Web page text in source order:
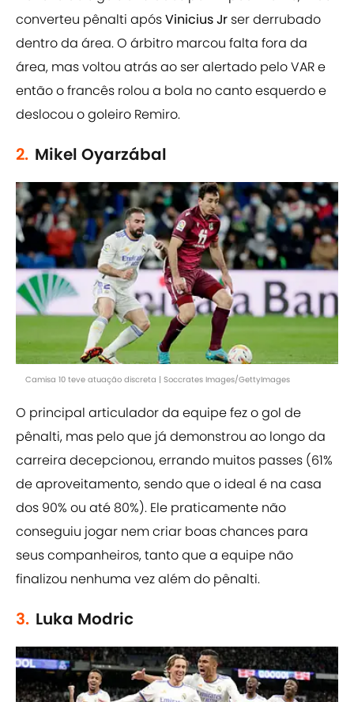
converteu pênalti apósVinicius Jr ser derrubado
dentro da área. O árbitro marcou falta fora da
área, mas voltou atrás ao ser alertado pelo VAR e
então o francês rolou a bola no canto esquerdo e
deslocou o goleiro Remiro.
2. Mikel Oyarzábal
Camisa 10 teve atuação discreta | Soccrates Images/GettyImages
O principal articulador da equipe fez o gol de
pênalti, mas pelo que já demonstrou ao longo da
carreira decepcionou, errando muitos passes (61%
de aproveitamento, sendo que o ideal é na casa
dos 90% ou até 80%). Ele praticamente não
conseguiu jogar nem criar boas chances para
seus companheiros, tanto que a equipe não
finalizou nenhuma vez além do pênalti.
3. Luka Modric